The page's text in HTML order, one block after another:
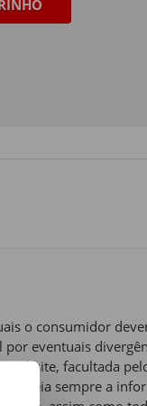
o consumidor
eventuais
facultada
leia sempre a